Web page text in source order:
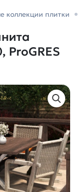
коллекции плитки